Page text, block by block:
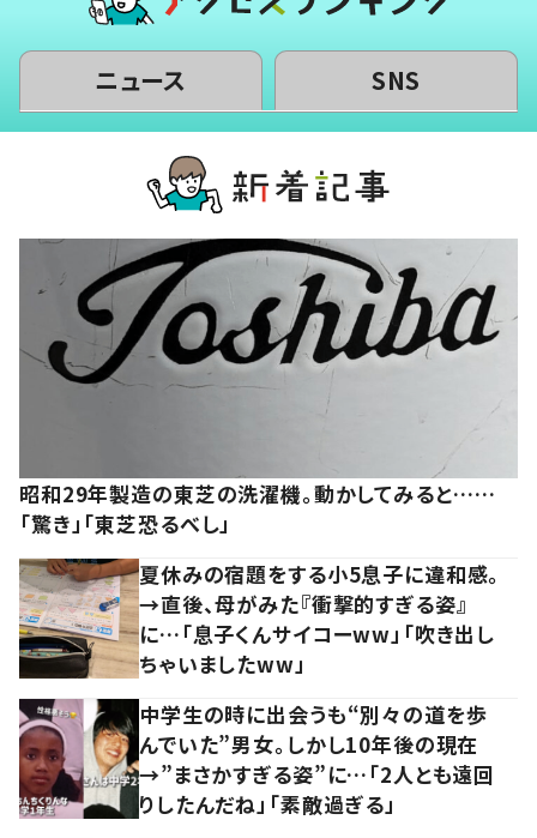
ニュース SNS
昭和29年製造の東芝の洗濯機。動かしてみると……
「驚き」「東芝恐るべし」
夏休みの宿題をする小5息子に違和感。
→直後、母がみた『衝撃的すぎる姿』
に…「息子くんサイコーww」「吹き出し
ちゃいましたww」
中学生の時に出会うも“別々の道を歩
んでいた”男女。しかし10年後の現在
→”まさかすぎる姿”に…「2人とも遠回
りしたんだね」「素敵過ぎる」